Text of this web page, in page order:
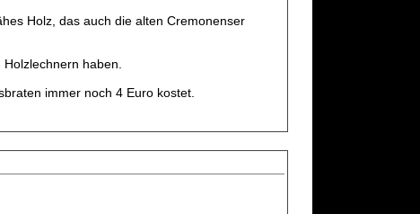
Holz, das auch die alten Cremonenser
haben.
immer noch 4 Euro kostet.